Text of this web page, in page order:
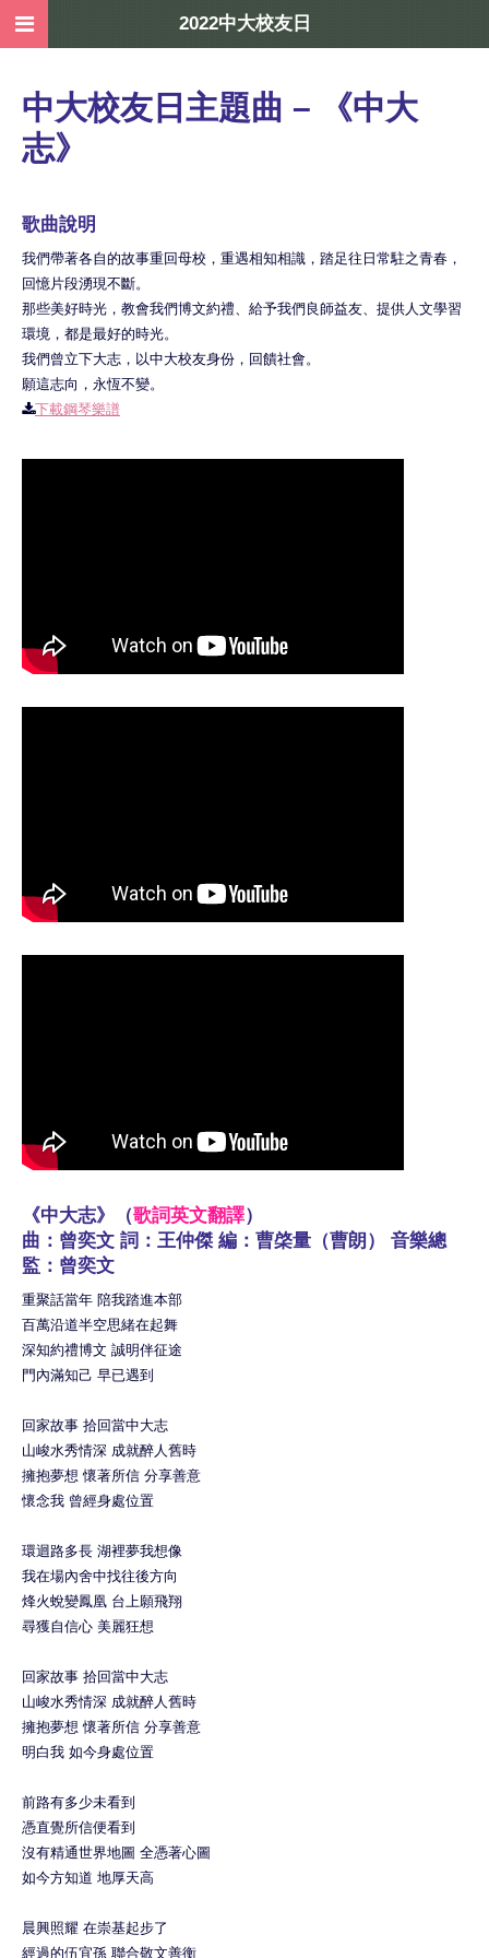
中大校友日主題曲 – 《中大
志》
歌曲說明
我們帶著各自的故事重回母校，重遇相知相識，踏足往日常駐之青春，
回憶片段湧現不斷。
那些美好時光，教會我們博文約禮、給予我們良師益友、提供人文學習
環境，都是最好的時光。
我們曾立下大志，以中大校友身份，回饋社會。
願這志向，永恆不變。
下載鋼琴樂譜
《中大志》（歌詞英文翻譯）
曲：曾奕文 詞：王仲傑 編：曹棨量（曹朗） 音樂總
監：曾奕文
重聚話當年 陪我踏進本部
百萬沿道半空思緒在起舞
深知約禮博文 誠明伴征途
門內滿知己 早已遇到
回家故事 拾回當中大志
山峻水秀情深 成就醉人舊時
擁抱夢想 懷著所信 分享善意
懷念我 曾經身處位置
環迴路多長 湖裡夢我想像
我在場內舍中找往後方向
烽火蛻變鳳凰 台上願飛翔
尋獲自信心 美麗狂想
回家故事 拾回當中大志
山峻水秀情深 成就醉人舊時
擁抱夢想 懷著所信 分享善意
明白我 如今身處位置
前路有多少未看到
憑直覺所信便看到
沒有精通世界地圖 全憑著心圖
如今方知道 地厚天高
晨興照耀 在崇基起步了
經過的伍宜孫 聯合敬文善衡
2022中大校友日